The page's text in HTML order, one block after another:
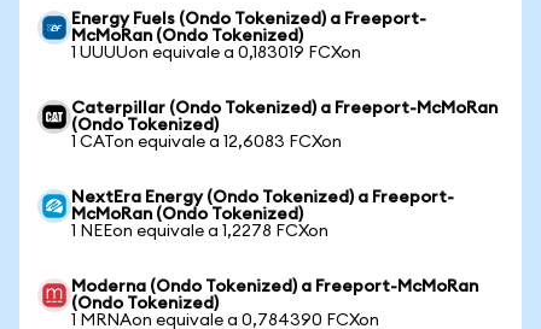
Energy Fuels (Ondo Tokenized) a Freeport-
McMoRan (Ondo Tokenized)
1 UUUUon equivale a 0,183019 FCXon
Caterpillar (Ondo Tokenized) a Freeport-McMoRan
(Ondo Tokenized)
1 CATon equivale a 12,6083 FCXon
NextEra Energy (Ondo Tokenized) a Freeport-
McMoRan (Ondo Tokenized)
1 NEEon equivale a 1,2278 FCXon
Moderna (Ondo Tokenized) a Freeport-McMoRan
(Ondo Tokenized)
1 MRNAon equivale a 0,784390 FCXon